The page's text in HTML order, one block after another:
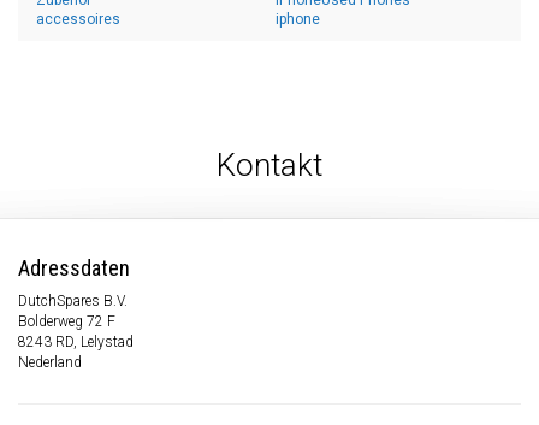
accessoires
iphone
Kontakt
Adressdaten
DutchSpares B.V.
Bolderweg 72 F
8243 RD, Lelystad
Nederland